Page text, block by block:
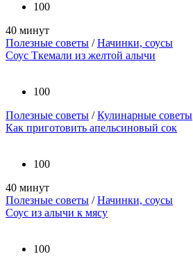
100
40 минут
Полезные советы /Начинки, соусы
Соус Ткемали из желтой алычи
100
Полезные советы /Кулинарные советы
Как приготовить апельсиновый сок
100
40 минут
Полезные советы /Начинки, соусы
Соус из алычи к мясу
100